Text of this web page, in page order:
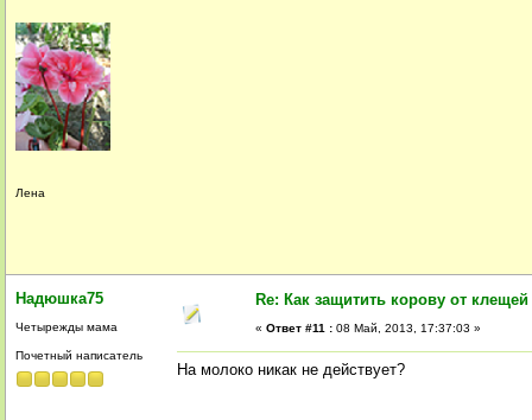
Лена
Надюшка75
Четырежды мама
Почетный написатель
Re: Как защитить корову от клещей
« Ответ #11 : 08 Май, 2013, 17:37:03 »
На молоко никак не действует?